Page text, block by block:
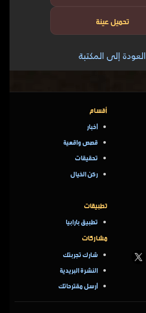
تحميل عينة
العودة إلى المكتبة
أقسام
أخبار
قصص واقعية
تحقيقات
ركن الخيال
تطبيقات
تطبيق بارابيا
مشاركات
شارك تجربتك
النشرة البريدية
أرسل مقترحاتك